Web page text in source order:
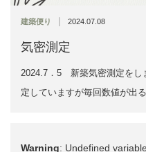
建築便り | 2024.07.08
気密測定
2024.7．5 新築気密測定をし
定していますが毎回数値が出
Warning: Undefined